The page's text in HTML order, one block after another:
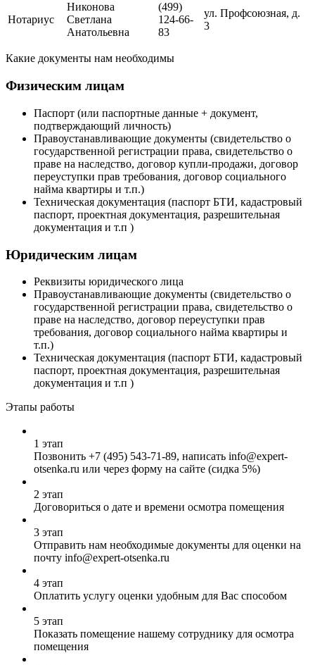
Нотариус
Никонова
Светлана
Анатольевна
(499)
124-66-
83
ул. Профсоюзная, д.
3
Какие документы нам необходимы
Физическим лицам
Паспорт (или паспортные данные + документ,
подтверждающий личность)
Правоустанавливающие документы (свидетельство о
государственной регистрации права, свидетельство о
праве на наследство, договор купли-продажи, договор
переуступки прав требования, договор социального
найма квартиры и т.п.)
Техническая документация (паспорт БТИ, кадастровый
паспорт, проектная документация, разрешительная
документация и т.п )
Юридическим лицам
Реквизиты юридического лица
Правоустанавливающие документы (свидетельство о
государственной регистрации права, свидетельство о
праве на наследство, договор переуступки прав
требования, договор социального найма квартиры и
т.п.)
Техническая документация (паспорт БТИ, кадастровый
паспорт, проектная документация, разрешительная
документация и т.п )
Этапы работы
1 этап
Позвонить +7 (495) 543-71-89, написать info@expert-
otsenka.ru или через форму на сайте (сидка 5%)
2 этап
Договориться о дате и времени осмотра помещения
3 этап
Отправить нам необходимые документы для оценки на
почту info@expert-otsenka.ru
4 этап
Оплатить услугу оценки удобным для Вас способом
5 этап
Показать помещение нашему сотруднику для осмотра
помещения